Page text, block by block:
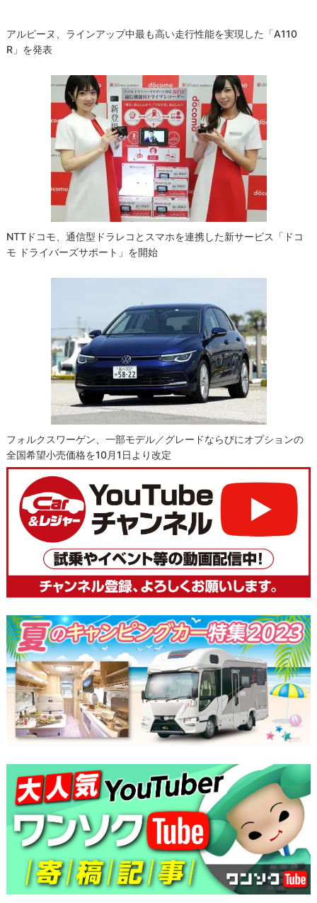
アルピーヌ、ラインアップ中最も高い走行性能を実現した「A110
R」を発表
NTTドコモ、通信型ドラレコとスマホを連携した新サービス「ドコ
モ ドライバーズサポート」を開始
フォルクスワーゲン、一部モデル／グレードならびにオプションの
全国希望小売価格を10月1日より改定